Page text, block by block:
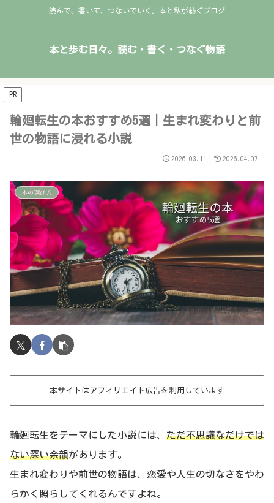
読んで、書いて、つないでいく。本と私が紡ぐブログ
本と歩む日々。読む・書く・つなぐ物語
PR
輪廻転生の本おすすめ5選｜生まれ変わりと前
世の物語に浸れる小説
2026.03.11 2026.04.07
本の選び方
本サイトはアフィリエイト広告を利用しています
輪廻転生をテーマにした小説には、 ただ不思議なだけでは
ない深い余韻があります。
生まれ変わりや前世の物語は、恋愛や人生の切なさをやわ
らかく照らしてくれるんですよね。